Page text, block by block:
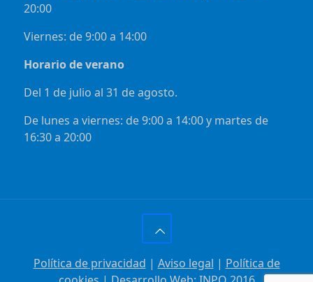
20:00
Viernes: de 9:00 a 14:00
Horario de verano
Del 1 de julio al 31 de agosto.
De lunes a viernes: de 9:00 a 14:00 y martes de
16:30 a 20:00
Política de privacidad | Aviso legal | Política de